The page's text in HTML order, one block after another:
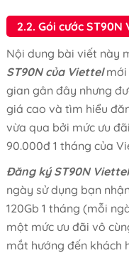
2.2. Gói cước ST90N
Nội dung bài viết này
ST90N của Viettelmới
gian gân đây nhưng
giá cao và tìm hiểu
vừa qua bởi mức ưu
90.000đ 1 tháng của
Đăng ký ST90N Viettel
ngày sử dụng bạn
120Gb 1 tháng (mỗi
một mức ưu đãi vô
mắt hướng đến khách